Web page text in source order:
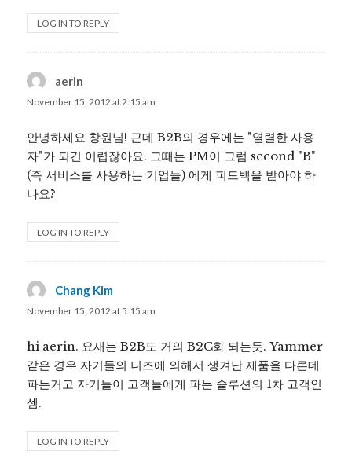
LOG IN TO REPLY
aerin
November 15, 2012 at 2:15 am
안녕하세요 창원님! 근데 B2B의 경우에는 "열렬한 사용
자"가 되긴 어렵잖아요. 그때는 PM이 그럼 second "B"
(즉 서비스를 사용하는 기업들) 에게 피드백을 받아야 하
나요?
LOG IN TO REPLY
Chang Kim
November 15, 2012 at 5:15 am
hi aerin. 요새는 B2B도 거의 B2C화 되는듯. Yammer
같은 경우 자기들의 니즈에 의해서 생겨난 제품을 다른데
파는거고 자기들이 고객들에게 파는 솔루션의 1차 고객인
셈.
LOG IN TO REPLY